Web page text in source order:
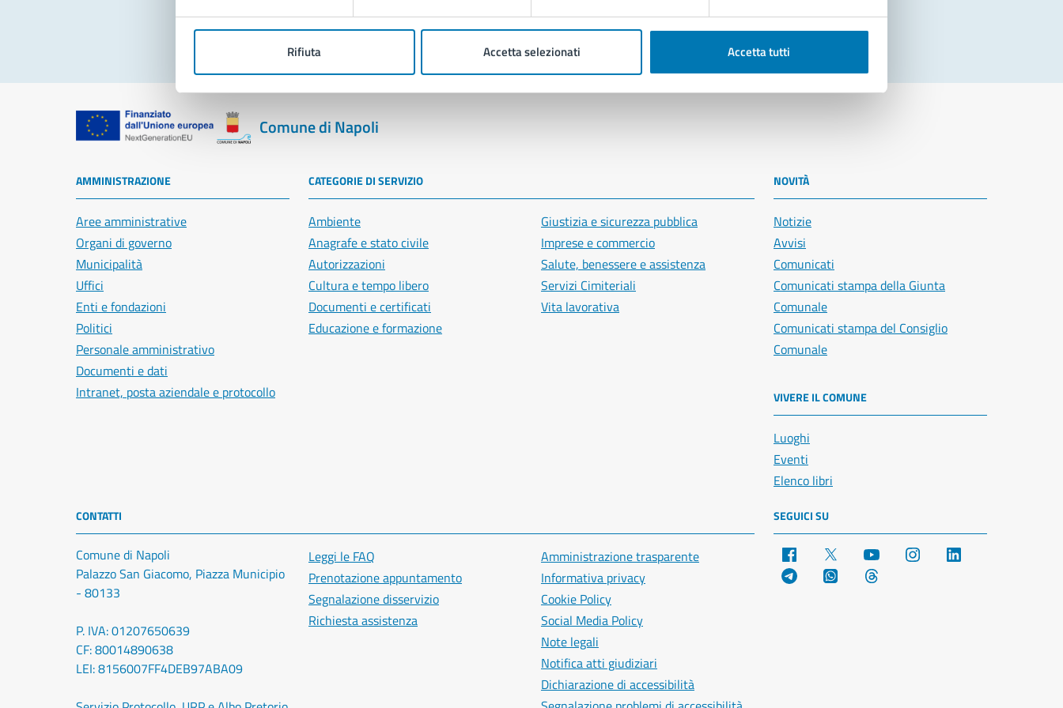
Rifiuta Accetta selezionati Accetta tutti
Segnala disservizio
Comune di Napoli
AMMINISTRAZIONE
Aree amministrative
Organi di governo
Municipalità
Uffici
Enti e fondazioni
Politici
Personale amministrativo
Documenti e dati
Intranet, posta aziendale e protocollo
CATEGORIE DI SERVIZIO
Ambiente
Anagrafe e stato civile
Autorizzazioni
Cultura e tempo libero
Documenti e certificati
Educazione e formazione
Giustizia e sicurezza pubblica
Imprese e commercio
Salute, benessere e assistenza
Servizi Cimiteriali
Vita lavorativa
NOVITÀ
Notizie
Avvisi
Comunicati
Comunicati stampa della Giunta
Comunale
Comunicati stampa del Consiglio
Comunale
VIVERE IL COMUNE
Luoghi
Eventi
Elenco libri
CONTATTI
Comune di Napoli
Palazzo San Giacomo, Piazza Municipio
- 80133
P. IVA: 01207650639
CF: 80014890638
LEI: 8156007FF4DEB97ABA09
Leggi le FAQ
Prenotazione appuntamento
Segnalazione disservizio
Richiesta assistenza
Amministrazione trasparente
Informativa privacy
Cookie Policy
Social Media Policy
Note legali
Notifica atti giudiziari
Dichiarazione di accessibilità
SEGUICI SU
Facebook YouTube Instagram
Telegram WhatsApp